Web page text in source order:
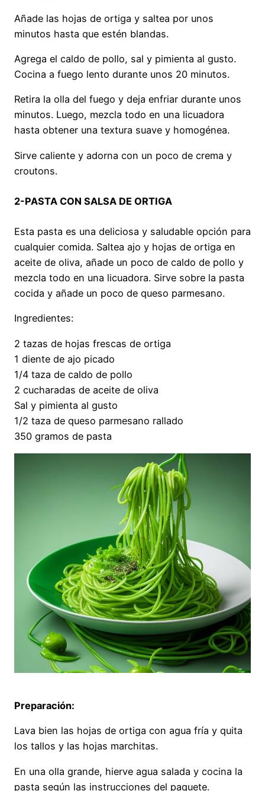
Añade las hojas de ortiga y saltea por unos
minutos hasta que estén blandas.
Agrega el caldo de pollo, sal y pimienta al gusto.
Cocina a fuego lento durante unos 20 minutos.
Retira la olla del fuego y deja enfriar durante unos
minutos. Luego, mezcla todo en una licuadora
hasta obtener una textura suave y homogénea.
Sirve caliente y adorna con un poco de crema y
croutons.
2-PASTA CON SALSA DE ORTIGA
Esta pasta es una deliciosa y saludable opción para
cualquier comida. Saltea ajo y hojas de ortiga en
aceite de oliva, añade un poco de caldo de pollo y
mezcla todo en una licuadora. Sirve sobre la pasta
cocida y añade un poco de queso parmesano.
Ingredientes:
2 tazas de hojas frescas de ortiga
1 diente de ajo picado
1/4 taza de caldo de pollo
2 cucharadas de aceite de oliva
Sal y pimienta al gusto
1/2 taza de queso parmesano rallado
350 gramos de pasta
Preparación:
Lava bien las hojas de ortiga con agua fría y quita
los tallos y las hojas marchitas.
En una olla grande, hierve agua salada y cocina la
pasta según las instrucciones del paquete.